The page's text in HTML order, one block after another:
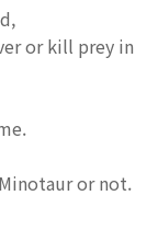
or kill prey in
or not.